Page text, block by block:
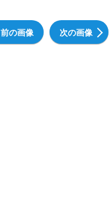
前の画像 次の画像